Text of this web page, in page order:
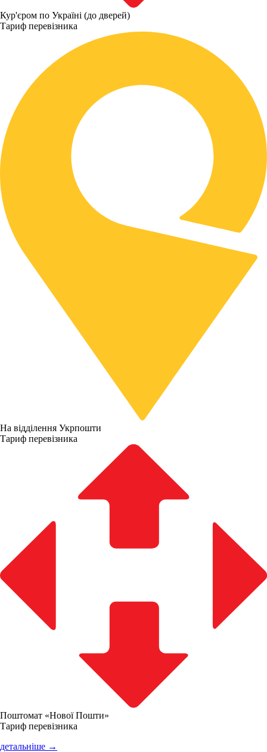
Кур'єром по Україні (до дверей)
Тариф перевізника
На відділення Укрпошти
Тариф перевізника
Поштомат «Нової Пошти»
Тариф перевізника
детальніше →